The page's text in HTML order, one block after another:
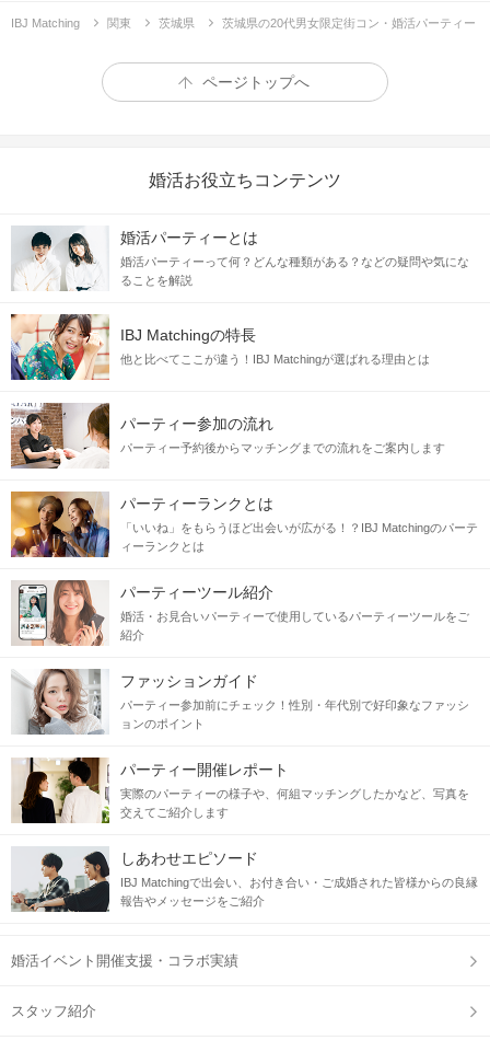
IBJ Matching 関東 茨城県 茨城県の20代男女限定街コン・婚活パーティー
ページトップへ
婚活お役立ちコンテンツ
婚活パーティーとは
婚活パーティーって何？どんな種類がある？などの疑問や気にな
ることを解説
IBJ Matchingの特長
他と比べてここが違う！IBJ Matchingが選ばれる理由とは
パーティー参加の流れ
パーティー予約後からマッチングまでの流れをご案内します
パーティーランクとは
「いいね」をもらうほど出会いが広がる！？IBJ Matchingのパーテ
ィーランクとは
パーティーツール紹介
婚活・お見合いパーティーで使用しているパーティーツールをご
紹介
ファッションガイド
パーティー参加前にチェック！性別・年代別で好印象なファッシ
ョンのポイント
パーティー開催レポート
実際のパーティーの様子や、何組マッチングしたかなど、写真を
交えてご紹介します
しあわせエピソード
IBJ Matchingで出会い、お付き合い・ご成婚された皆様からの良縁
報告やメッセージをご紹介
婚活イベント開催支援・コラボ実績
スタッフ紹介